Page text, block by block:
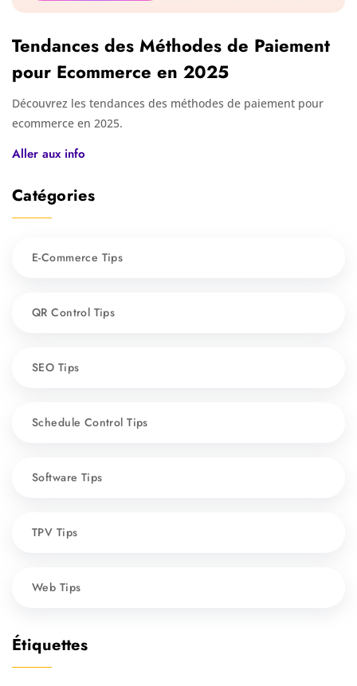
Tendances des Méthodes de Paiement
pour Ecommerce en 2025
Découvrez les tendances des méthodes de paiement pour
ecommerce en 2025.
Aller aux info
Catégories
E-Commerce Tips
QR Control Tips
SEO Tips
Schedule Control Tips
Software Tips
TPV Tips
Web Tips
Étiquettes